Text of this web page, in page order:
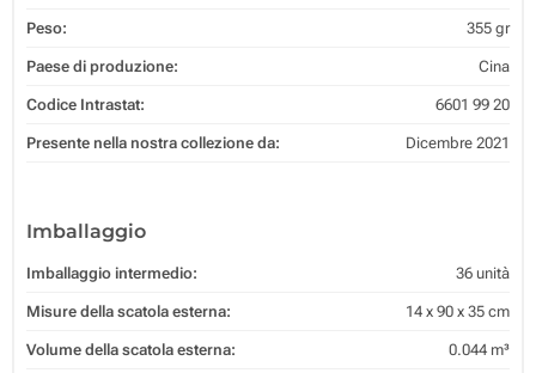
Peso: 355 gr
Paese di produzione: Cina
Codice Intrastat: 6601 99 20
Presente nella nostra collezione da: Dicembre 2021
Imballaggio
Imballaggio intermedio: 36 unità
Misure della scatola esterna: 14 x 90 x 35 cm
Volume della scatola esterna: 0.044 m³